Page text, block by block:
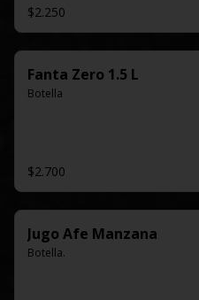
$2.250
Fanta Zero 1.5 L
Botella
$2.700
Jugo Afe Manzana
Botella.